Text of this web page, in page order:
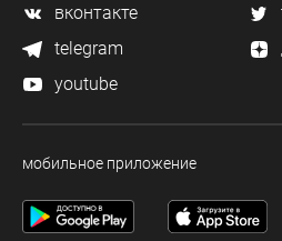
вконтакте
telegram
youtube
мобильное приложение